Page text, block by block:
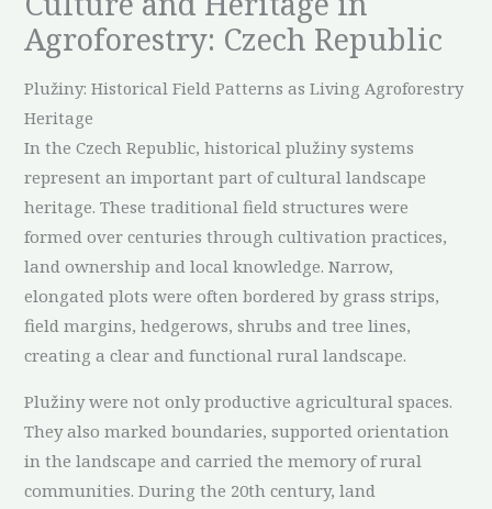
Agroforestry: Czech Republic
Plužiny: Historical Field Patterns as Living Agroforestry
Heritage
In the Czech Republic, historical plužiny systems
represent an important part of cultural landscape
heritage. These traditional field structures were
formed over centuries through cultivation practices,
land ownership and local knowledge. Narrow,
elongated plots were often bordered by grass strips,
field margins, hedgerows, shrubs and tree lines,
creating a clear and functional rural landscape.
Plužiny were not only productive agricultural spaces.
They also marked boundaries, supported orientation
in the landscape and carried the memory of rural
communities. During the 20th century, land